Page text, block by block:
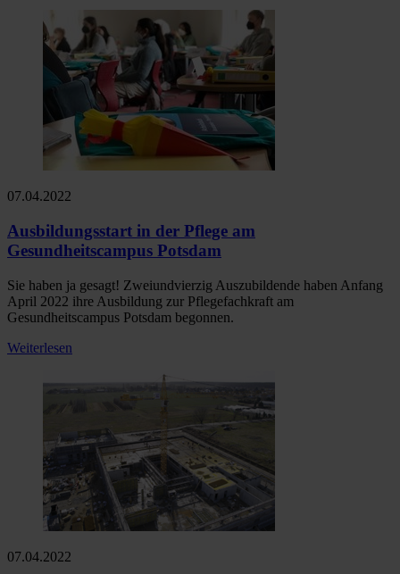
07.04.2022
Ausbildungsstart in der Pflege am
Gesundheitscampus Potsdam
Sie haben ja gesagt! Zweiundvierzig Auszubildende haben Anfang
April 2022 ihre Ausbildung zur Pflegefachkraft am
Gesundheitscampus Potsdam begonnen.
Weiterlesen
07.04.2022